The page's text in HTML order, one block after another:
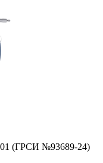
(ГРСИ №93689-24)